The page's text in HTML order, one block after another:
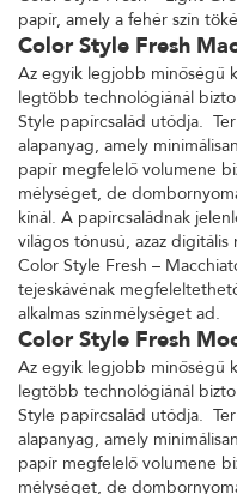
papír, amely a fehér szín
Color Style Fresh
Az egyik legjobb minőségű
legtöbb technológiánál
Style papírcsalád utódja.
alapanyag, amely
papír megfelelő volumene
mélységet, de
kínál. A papírcsaládnak
világos tónusú, azaz digitális
Color Style Fresh –
tejeskávénak
alkalmas színmélységet ad.
Color Style Fresh
Az egyik legjobb minőségű
legtöbb technológiánál
Style papírcsalád utódja.
alapanyag, amely
papír megfelelő volumene
mélységet, de